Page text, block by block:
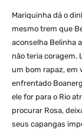
Mariquinha dá o
mesmo trem que
aconselha Belinha
não teria coragem.
um bom rapaz, em
enfrentado
ele for para o Rio
procurar Rosa,
seus capangas